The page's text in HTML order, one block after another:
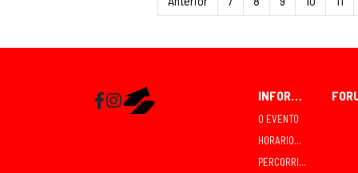
INFORMACIÓN
O EVENTO
HORARIOS E COMPETICIÓNS
PERCORRIDOS
Facebook
InstagramRaceMapp